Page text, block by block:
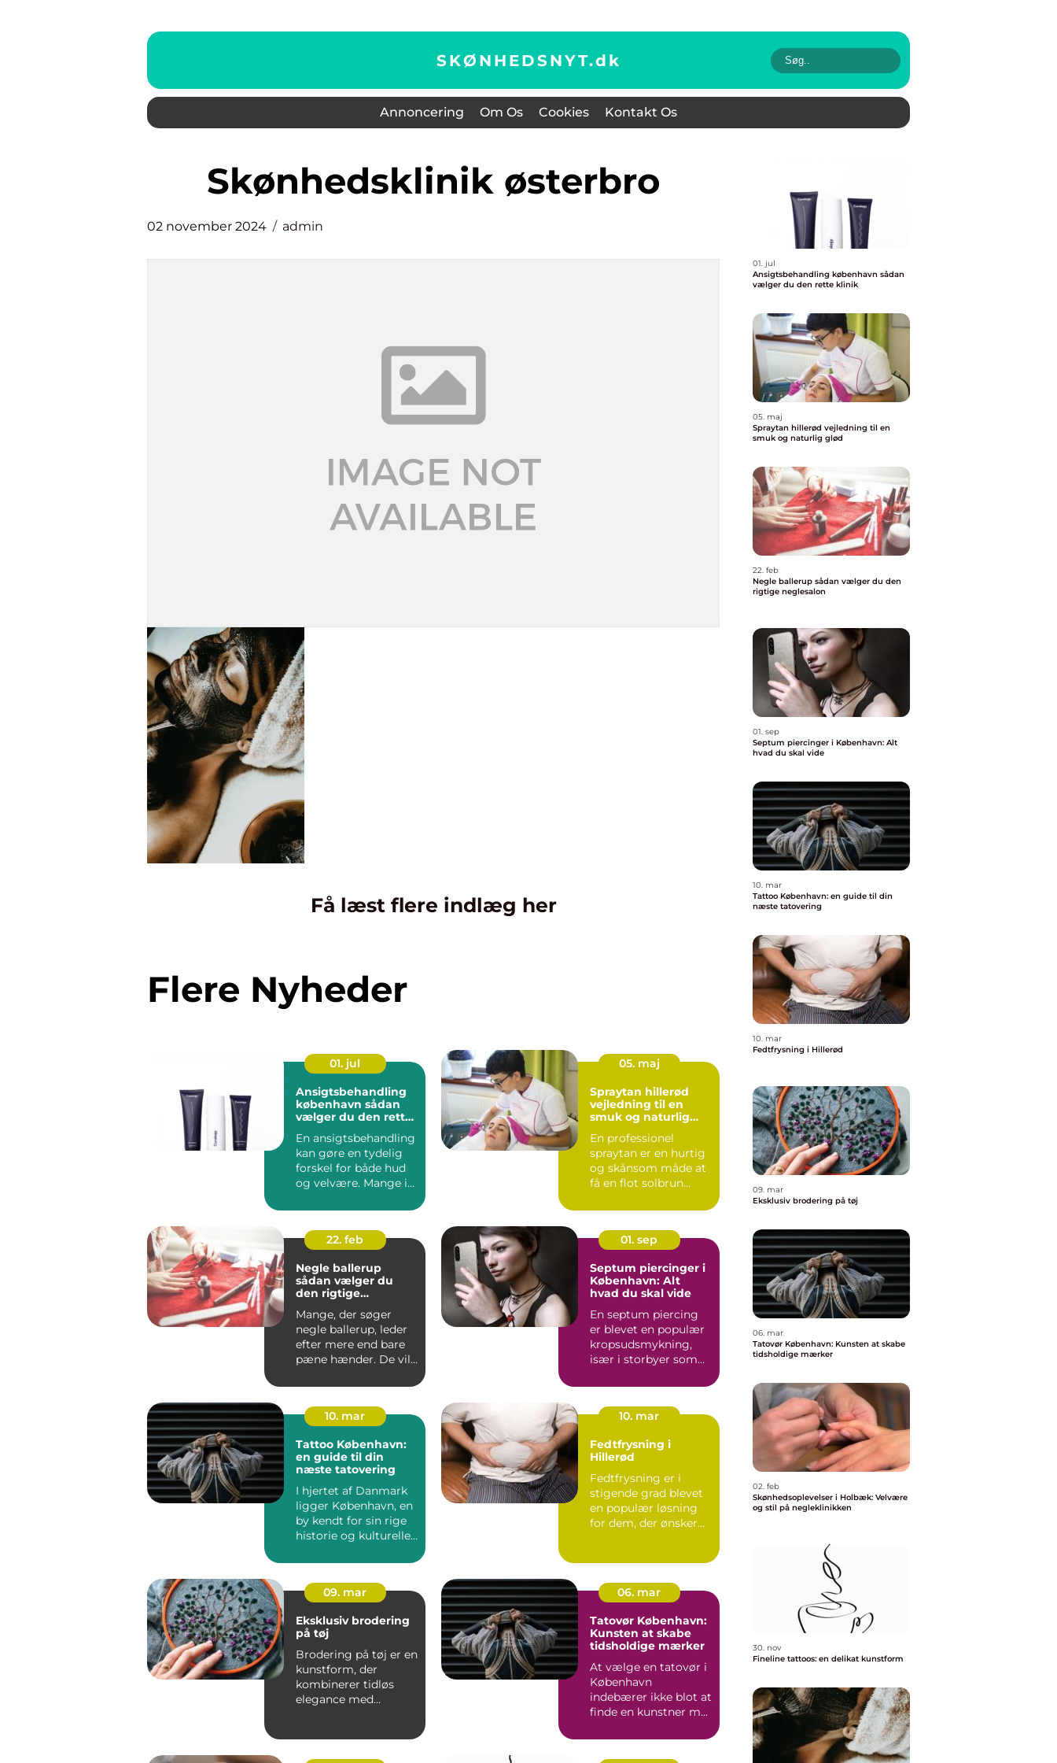
SKØNHEDSNYT.dk
Annoncering Om Os Cookies Kontakt Os
skønhedsklinik østerbro
02 november 2024 admin
Få læst flere indlæg her
Flere Nyheder
01. jul
Ansigtsbehandling
københavn sådan
vælger du den rette
En ansigtsbehandling
kan gøre en tydelig
forskel for både hud
og velvære. Mange i
Københa...
05. maj
Spraytan hillerød
vejledning til en
smuk og naturlig
En professionel
spraytan er en hurtig
og skånsom måde at
få en flot solbrun
Ma...
22. feb
Negle ballerup
sådan vælger du
den rigtige
Mange, der søger
negle ballerup, leder
efter mere end bare
pæne hænder. De vil
01. sep
Septum piercinger i
København: Alt
hvad du skal vide
En septum piercing
er blevet en populær
kropsudsmykning,
især i storbyer som
10. mar
Tattoo København:
en guide til din
næste tatovering
I hjertet af Danmark
ligger København, en
by kendt for sin rige
historie og kulturelle
10. mar
Fedtfrysning i
Hillerød
Fedtfrysning er i
stigende grad blevet
en populær løsning
for dem, der ønsker
09. mar
Eksklusiv brodering
på tøj
Brodering på tøj er en
kunstform, der
kombinerer tidløs
elegance med
06. mar
Tatovør København:
Kunsten at skabe
tidsholdige mærker
At vælge en tatovør i
København
indebærer ikke blot at
finde en kunstner m...
01. jul
Ansigtsbehandling københavn sådan
vælger du den rette klinik
05. maj
Spraytan hillerød vejledning til en
smuk og naturlig glød
22. feb
Negle ballerup sådan vælger du den
rigtige neglesalon
01. sep
Septum piercinger i København: Alt
hvad du skal vide
10. mar
Tattoo København: en guide til din
næste tatovering
10. mar
Fedtfrysning i Hillerød
09. mar
Eksklusiv brodering på tøj
06. mar
Tatovør København: Kunsten at skabe
tidsholdige mærker
02. feb
Skønhedsoplevelser i Holbæk: Velvære
og stil på negleklinikken
30. nov
Fineline tattoos: en delikat kunstform